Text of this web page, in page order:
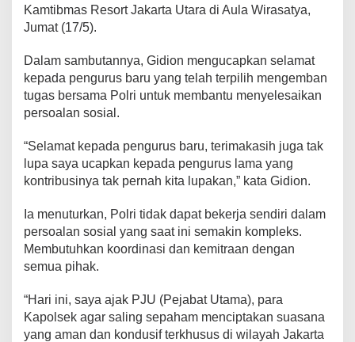
Kamtibmas Resort Jakarta Utara di Aula Wirasatya,
Jumat (17/5).
Dalam sambutannya, Gidion mengucapkan selamat
kepada pengurus baru yang telah terpilih mengemban
tugas bersama Polri untuk membantu menyelesaikan
persoalan sosial.
“Selamat kepada pengurus baru, terimakasih juga tak
lupa saya ucapkan kepada pengurus lama yang
kontribusinya tak pernah kita lupakan,” kata Gidion.
Ia menuturkan, Polri tidak dapat bekerja sendiri dalam
persoalan sosial yang saat ini semakin kompleks.
Membutuhkan koordinasi dan kemitraan dengan
semua pihak.
“Hari ini, saya ajak PJU (Pejabat Utama), para
Kapolsek agar saling sepaham menciptakan suasana
yang aman dan kondusif terkhusus di wilayah Jakarta